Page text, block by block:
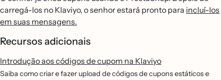
carregá-los no Klaviyo, o senhor estará pronto para incluí-los
em suas mensagens.
Recursos adicionais
Introdução aos códigos de cupom na Klaviyo
Saiba como criar e fazer upload de códigos de cupons estáticos e